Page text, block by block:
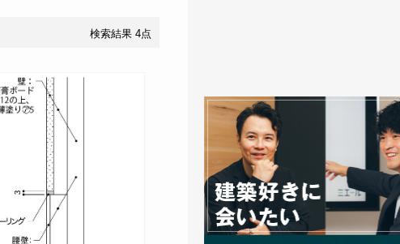
検索結果 4点